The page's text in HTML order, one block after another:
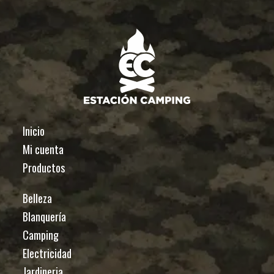
Inicio
Mi cuenta
Productos
Belleza
Blanquería
Camping
Electricidad